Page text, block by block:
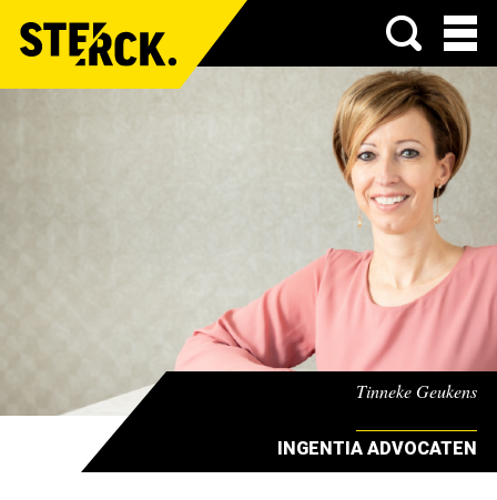
Menu
Tinneke Geukens
INGENTIA ADVOCATEN